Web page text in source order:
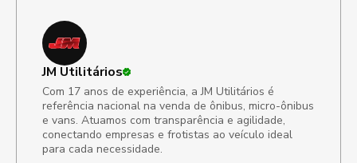
JM Utilitários
Com 17 anos de experiência, a JM Utilitários é
referência nacional na venda de ônibus, micro-ônibus
e vans. Atuamos com transparência e agilidade,
conectando empresas e frotistas ao veículo ideal
para cada necessidade.